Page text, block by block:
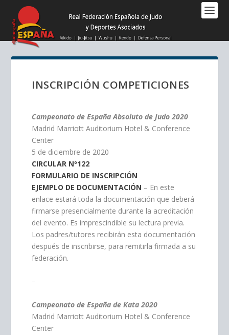
este
sitio
web
INSCRIPCIÓN COMPETICIONES
Campeonato de España Absoluto de Judo 2020
Madrid Marriott Auditorium Hotel & Conference
Center
5 de diciembre de 2020
CIRCULAR Nº122
FORMULARIO DE INSCRIPCIÓN
EJEMPLO DE DOCUMENTACIÓN – En este
enlace estará toda la documentación que deberá
firmarse presencialmente durante la acreditación
del evento. Es imprescindible su lectura previa.
Los padres/tutores recibirán esta documentación
después de inscribirse, para remitirla firmada a su
federación.
–
Campeonato de España de Kata 2020
Madrid Marriott Auditorium Hotel & Conference
Center